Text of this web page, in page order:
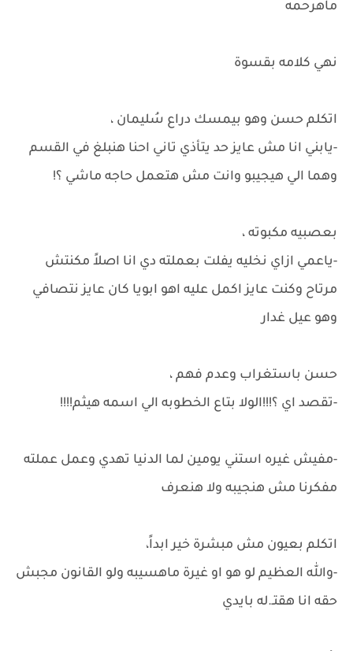
ماهرحمه
نهي كلامه بقسوة
اتكلم حسن وهو بيمسك دراع سُليمان ،
-يابني انا مش عايز حد يتأذي تاني احنا هنبلغ في القسم
وهما الي هيجيبو وانت مش هتعمل حاجه ماشي ؟!
بعصبيه مكبوته ،
-ياعمي ازاي نخليه يفلت بعملته دي انا اصلاً مكنتش
مرتاح وكنت عايز اكمل عليه اهو ابويا كان عايز نتصافي
وهو عيل غدار
حسن باستغراب وعدم فهم ،
-تقصد اي ؟!!!الولا بتاع الخطوبه الي اسمه هيثم!!!!
-مفيش غيره استني يومين لما الدنيا تهدي وعمل عملته
مفكرنا مش هنجيبه ولا هنعرف
اتكلم بعيون مش مبشرة خير ابداً،
-والله العظيم لو هو او غيرة ماهسيبه ولو القانون مجبش
حقه انا هقتـ.له بايدي